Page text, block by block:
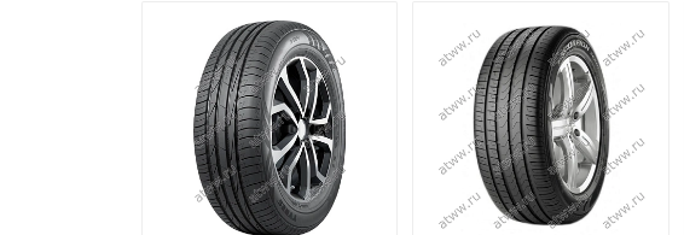
Continental EcoContact 7 225/55R17 97V
Continental EcoContact 7 235/50R20 100H
Continental EcoContact 7 255/40R20 104W
Continental EcoContact 7 255/40R21 102V